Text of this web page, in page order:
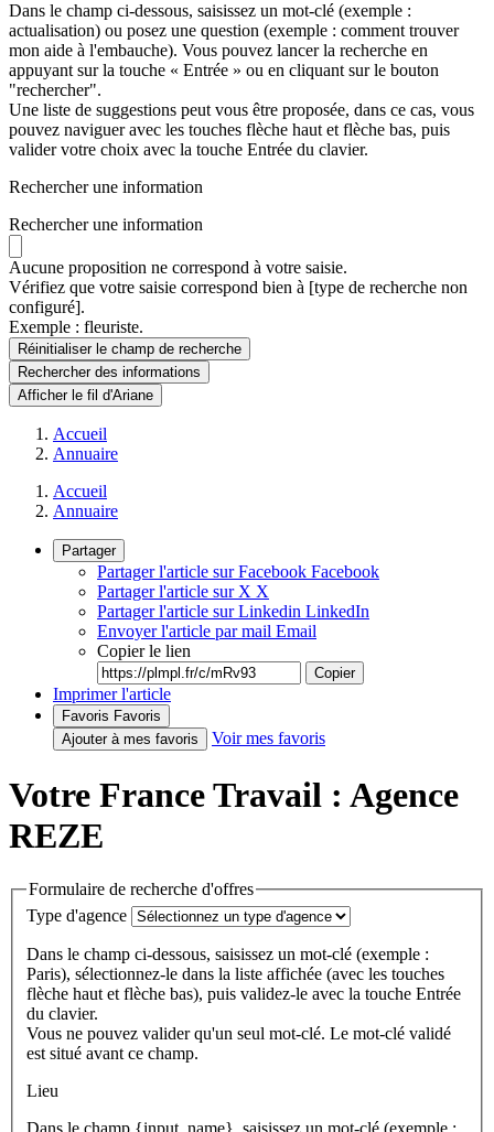
Dans le champ ci-dessous, saisissez un mot-clé (exemple :
actualisation) ou posez une question (exemple : comment trouver
mon aide à l'embauche). Vous pouvez lancer la recherche en
appuyant sur la touche « Entrée » ou en cliquant sur le bouton
"rechercher".
Une liste de suggestions peut vous être proposée, dans ce cas, vous
pouvez naviguer avec les touches flèche haut et flèche bas, puis
valider votre choix avec la touche Entrée du clavier.
Rechercher une information
Rechercher une information
Aucune proposition ne correspond à votre saisie.
Vérifiez que votre saisie correspond bien à [type de recherche non
configuré].
Exemple : fleuriste.
Réinitialiser le champ de recherche
Rechercherdes informations
Afficher le fil d'Ariane
Accueil
Annuaire
Accueil
Annuaire
Partager
Partager l'article sur Facebook Facebook
Partager l'article sur X X
Partager l'article sur Linkedin LinkedIn
Envoyer l'article par mail Email
Copier le lien
Copier
Imprimer l'article
Favoris Favoris
Ajouter à mes favoris
Voir mes favoris
Votre France Travail : Agence
REZE
Formulaire de recherche d'offres
Type d'agence
Dans le champ ci-dessous, saisissez un mot-clé (exemple :
Paris), sélectionnez-le dans la liste affichée (avec les touches
flèche haut et flèche bas), puis validez-le avec la touche Entrée
du clavier.
Vous ne pouvez valider qu'un seul mot-clé. Le mot-clé validé
est situé avant ce champ.
Lieu
Dans le champ {input_name}, saisissez un mot-clé (exemple :